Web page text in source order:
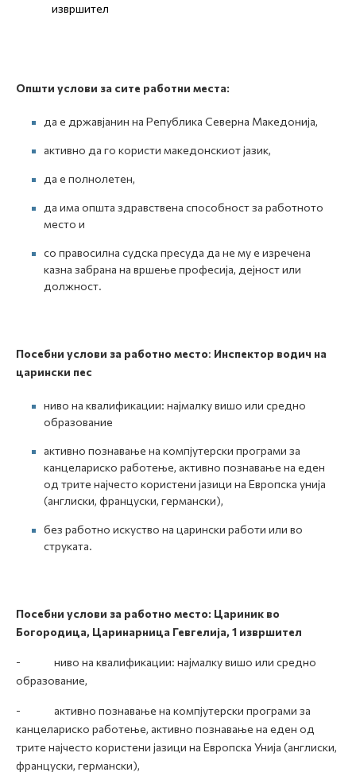
извршител
Општи услови за сите работни места:
да е државјанин на Република Северна Македонија,
активно да го користи македонскиот јазик,
да е полнолетен,
да има општа здравствена способност за работното
место и
со правосилна судска пресуда да не му е изречена
казна забрана на вршење професија, дејност или
должност.
Посебни услови за работно место: Инспектор водич на
царински пес
ниво на квалификации: најмалку вишо или средно
образование
активно познавање на компјутерски програми за
канцелариско работење, активно познавање на еден
од трите најчесто користени јазици на Европска унија
(англиски, француски, германски),
без работно искуство на царински работи или во
струката.
Посебни услови за работно место: Цариник во
Богородица, Царинарница Гевгелија, 1 извршител
- ниво на квалификации: најмалку вишо или средно
образование,
- активно познавање на компјутерски програми за
канцелариско работење, активно познавање на еден од
трите најчесто користени јазици на Европска Унија (англиски,
француски, германски),